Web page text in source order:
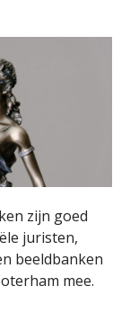
zijn goed
juristen,
beeldbanken
mee.